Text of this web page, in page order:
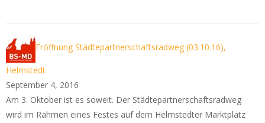
Eröffnung Städtepartnerschaftsradweg (03.10.16),
Helmstedt
September 4, 2016
Am 3. Oktober ist es soweit. Der Städtepartnerschaftsradweg
wird im Rahmen eines Festes auf dem Helmstedter Marktplatz